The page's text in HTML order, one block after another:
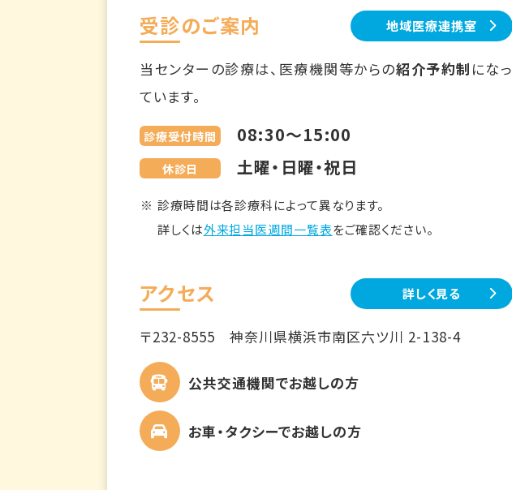
受診のご案内 地域医療連携室
当センターの診療は、医療機関等からの紹介予約制 になっ
ています。
診療受付時間 08:30～15:00
休診日 土曜・日曜・祝日
診療時間は各診療科によって異なります。
詳しくは外来担当医週間一覧表をご確認ください。
アクセス 詳しく見る
〒232-8555神奈川県横浜市南区六ツ川 2-138-4
公共交通機関でお越しの方
お車・タクシーでお越しの方